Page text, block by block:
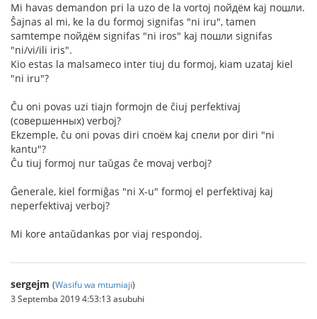
Mi havas demandon pri la uzo de la vortoj пойдём kaj пошли.
Ŝajnas al mi, ke la du formoj signifas "ni iru", tamen
samtempe пойдём signifas "ni iros" kaj пошли signifas
"ni/vi/ili iris".
Kio estas la malsameco inter tiuj du formoj, kiam uzataj kiel
"ni iru"?
Ĉu oni povas uzi tiajn formojn de ĉiuj perfektivaj
(совершенных) verboj?
Ekzemple, ĉu oni povas diri споём kaj спели por diri "ni
kantu"?
Ĉu tiuj formoj nur taŭgas ĉe movaj verboj?
Ĝenerale, kiel formiĝas "ni X-u" formoj el perfektivaj kaj
neperfektivaj verboj?
Mi kore antaŭdankas por viaj respondoj.
sergejm (Wasifu wa mtumiaji)
3 Septemba 2019 4:53:13 asubuhi